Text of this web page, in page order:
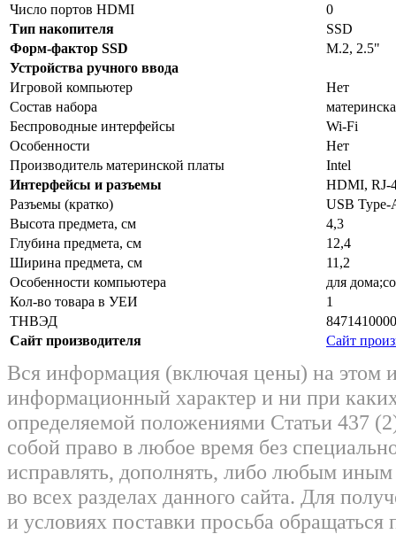
Число портов HDMI
0
Тип накопителя
SSD
Форм-фактор SSD
M.2, 2.5"
Устройства ручного ввода
Игровой компьютер
Нет
Состав набора
Беспроводные интерфейсы
Wi-Fi
Особенности
Нет
Производитель материнской платы
Intel
Интерфейсы и разъемы
HDMI, RJ-
Разъемы (кратко)
USB
Высота предмета, см
4,3
Глубина предмета, см
12,4
Ширина предмета, см
11,2
Особенности компьютера
для
Кол-во товара в УЕИ
1
ТНВЭД
8471410000
Сайт производителя
Сайт
Вся информация (включая цены) на этом
информационный характер и ни при
определяемой положениями Статьи 437
собой право в любое время без
исправлять, дополнять, либо любым
во всех разделах данного сайта. Для
и условиях поставки просьба